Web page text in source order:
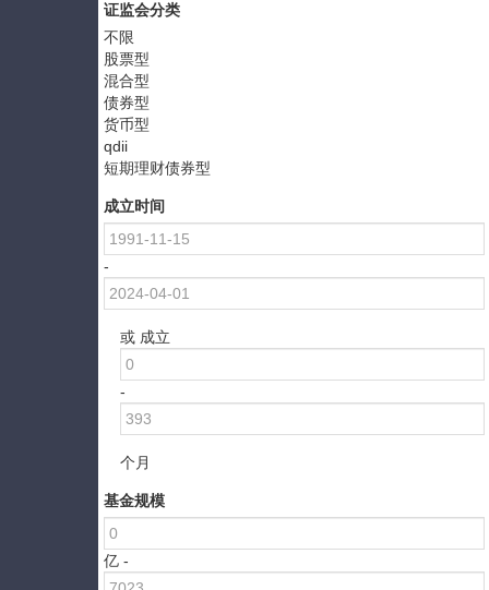
证监会分类
不限
股票型
混合型
债券型
货币型
qdii
短期理财债券型
成立时间
-
或 成立
-
个月
基金规模
亿 -